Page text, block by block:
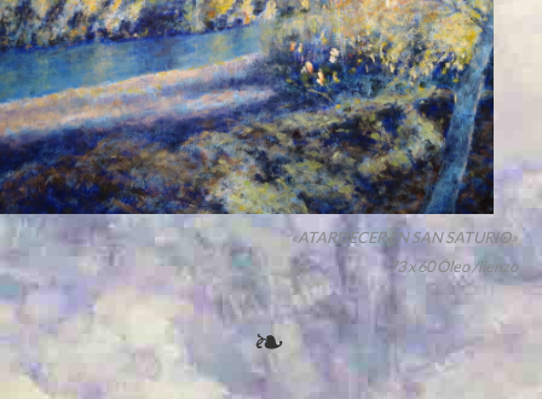
«ATARDECER EN SAN SATURIO»
73 x 60 Óleo /lienzo